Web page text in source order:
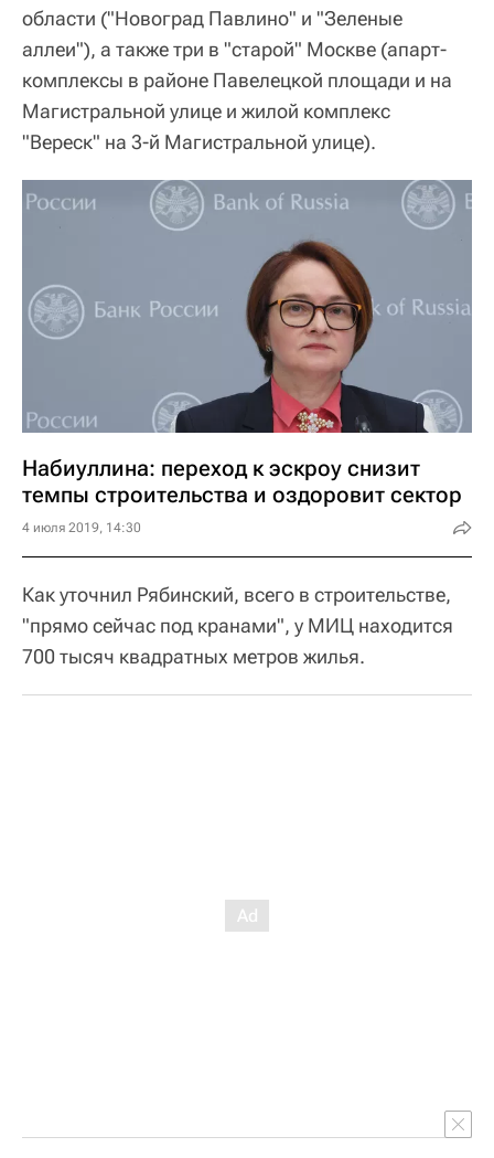
области ("Новоград Павлино" и "Зеленые
аллеи"), а также три в "старой" Москве (апарт-
комплексы в районе Павелецкой площади и на
Магистральной улице и жилой комплекс
"Вереск" на 3-й Магистральной улице).
Набиуллина: переход к эскроу снизит
темпы строительства и оздоровит сектор
4 июля 2019, 14:30
Как уточнил Рябинский, всего в строительстве,
"прямо сейчас под кранами", у МИЦ находится
700 тысяч квадратных метров жилья.